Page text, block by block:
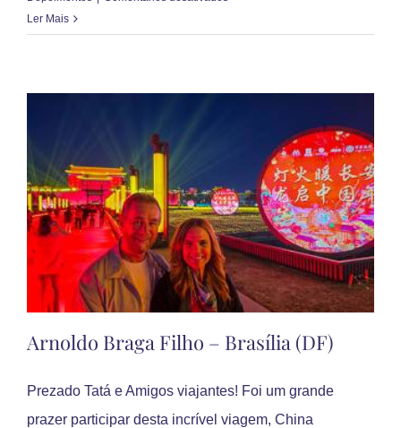
Teresinha
Ler Mais
Arnoldo Braga Filho – Brasília (DF)
Prezado Tatá e Amigos viajantes! Foi um grande
prazer participar desta incrível viagem, China